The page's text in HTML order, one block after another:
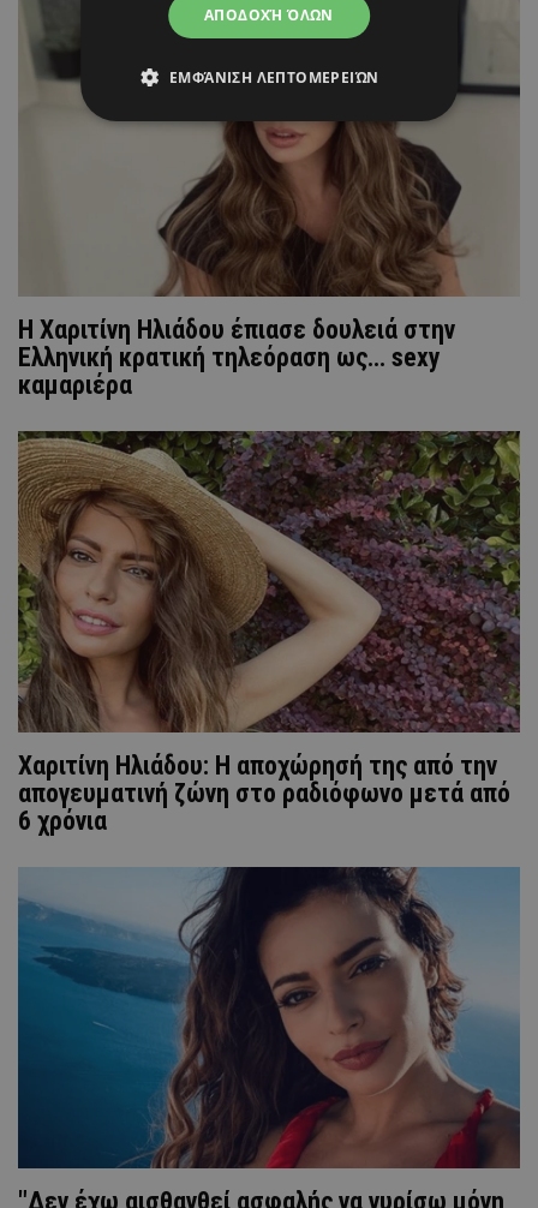
H Xαριτίνη Ηλιάδου έπιασε δουλειά στην
Ελληνική κρατική τηλεόραση ως... sexy
καμαριέρα
Χαριτίνη Ηλιάδου: Η αποχώρησή της από την
απογευματινή ζώνη στο ραδιόφωνο μετά από
6 χρόνια
"Δεν έχω αισθανθεί ασφαλής να γυρίσω μόνη
ΑΠΟΔΟΧΉ ΌΛΩΝ
ΕΜΦΆΝΙΣΗ ΛΕΠΤΟΜΕΡΕΙΏΝ